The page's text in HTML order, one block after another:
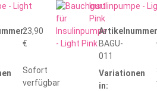
- Light
23,90
€
Sofort
verfügbar
Insulinpumpe -
Pink
BAGU-
011
Variationen
in: